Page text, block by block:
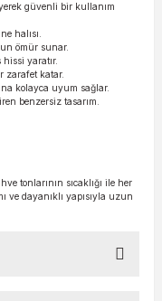
güvenli bir kullanım
halısı.
ömür sunar.
yaratır.
zarafet katar.
kolayca uyum sağlar.
benzersiz tasarım.
tonlarının sıcaklığı ile her
ve dayanıklı yapısıyla uzun